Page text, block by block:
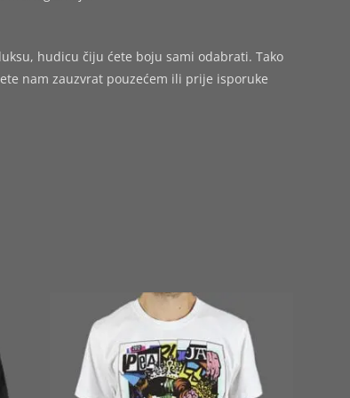
hudicu čiju ćete boju sami odabrati. Tako
nam zauzvrat pouzećem ili prije isporuke